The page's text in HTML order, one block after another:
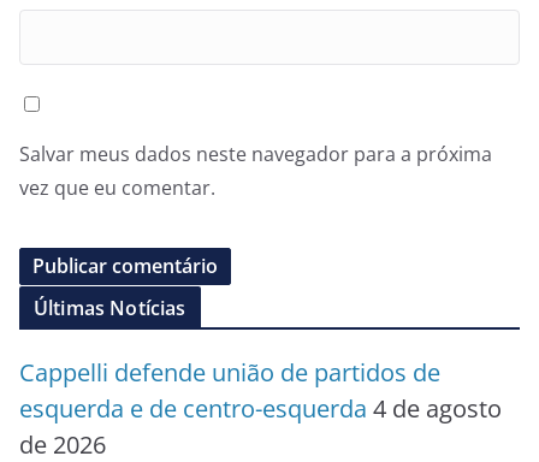
Salvar meus dados neste navegador para a próxima
vez que eu comentar.
Últimas Notícias
Cappelli defende união de partidos de
esquerda e de centro-esquerda 4 de agosto
de 2026